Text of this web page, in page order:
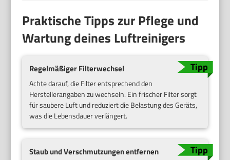
Praktische Tipps zur Pflege und
Wartung deines Luftreinigers
Regelmäßiger Filterwechsel
Achte darauf, die Filter entsprechend den
Herstellerangaben zu wechseln. Ein frischer Filter sorgt
für saubere Luft und reduziert die Belastung des Geräts,
was die Lebensdauer verlängert.
Staub und Verschmutzungen entfernen